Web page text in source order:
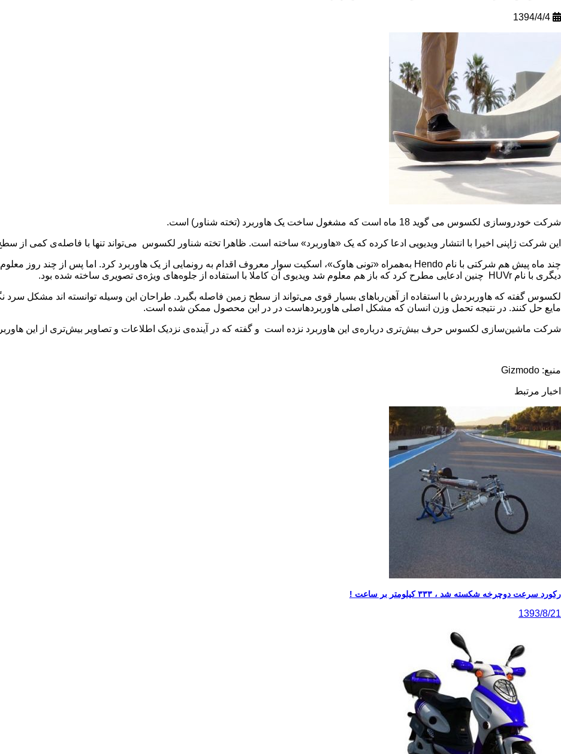
شرکت خودروسازی لکسوس می گوید 18 ماه است که مشغول ساخت یک هاوربرد (تخته شناور) است.
این شرکت ژاپنی اخیرا با انتشار ویدیویی ادعا کرده که یک «هاوربرد» ساخته است. ظاهرا تخته شناور لکسوس می‌تواند تنها با فاصله‌ی کمی از سطح
چند ماه پیش هم شرکتی با نام Hendo به‌همراه «تونی هاوک»، اسکیت سوار معروف اقدام به رونمایی از یک هاوربرد کرد. اما پس از چند روز
دیگری ‌با نام HUVr چنین ادعایی مطرح کرد که باز هم معلوم شد ویدیوی آن کاملا با استفاده از جلوه‌های ویژه‌ی تصویری ساخته شده بود.
لکسوس گفته که هاوربردش با استفاده از آهن‌رباهای بسیار قوی می‌تواند از سطح زمین فاصله بگیرد. طراحان این وسیله توانسته اند مشکل سرد
مایع حل کنند. در نتیجه تحمل وزن انسان که مشکل اصلی هاوربردهاست در در این محصول ممکن شده است.
شرکت ماشین‌سازی لکسوس حرف بیش‌تری درباره‌ی این هاوربرد نزده است و گفته که در آینده‌ی نزدیک اطلاعات و تصاویر بیش‌تری از این
منبع: Gizmodo
اخبار مرتبط
رکورد سرعت دوچرخه شکسته شد ، ۳۳۳ کیلومتر بر ساعت !
1393/8/21